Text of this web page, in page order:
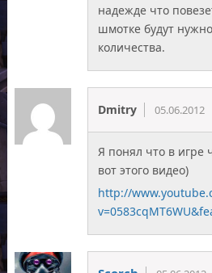
надежде что
шмотке будут
количества.
Dmitry 05.06.2012
Я понял что в игре
вот этого видео)
http://